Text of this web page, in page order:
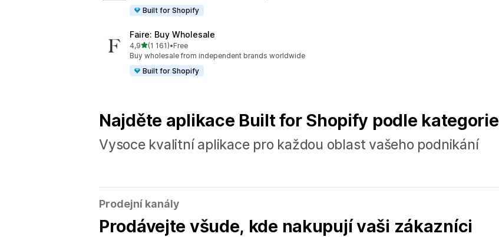
Built for Shopify
Faire: Buy Wholesale
4,9z 5 hvězd
(1 161)
Celkový počet recenzí: 1161
•Free
Buy wholesale from independent brands worldwide
Built for Shopify
Najděte aplikace Built for Shopify podle kategorie
Vysoce kvalitní aplikace pro každou oblast vašeho podnikání
Prodejní kanály
Prodávejte všude, kde nakupují vaši zákazníci